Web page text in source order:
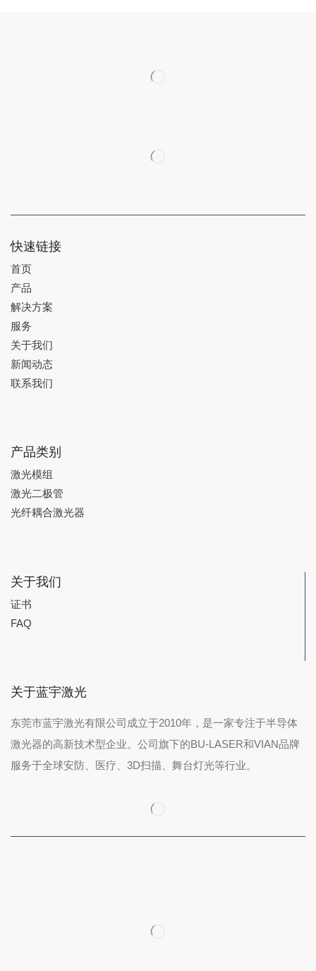
快速链接
首页
产品
解决方案
服务
关于我们
新闻动态
联系我们
产品类别
激光模组
激光二极管
光纤耦合激光器
关于我们
证书
FAQ
关于蓝宇激光
东莞市蓝宇激光有限公司成立于2010年，是一家专注于半导体
激光器的高新技术型企业。公司旗下的BU-LASER和VIAN品牌
服务于全球安防、医疗、3D扫描、舞台灯光等行业。